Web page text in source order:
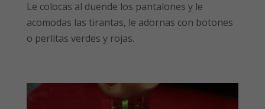
Le colocas al duende los pantalones y le
acomodas las tirantas, le adornas con botones
o perlitas verdes y rojas.